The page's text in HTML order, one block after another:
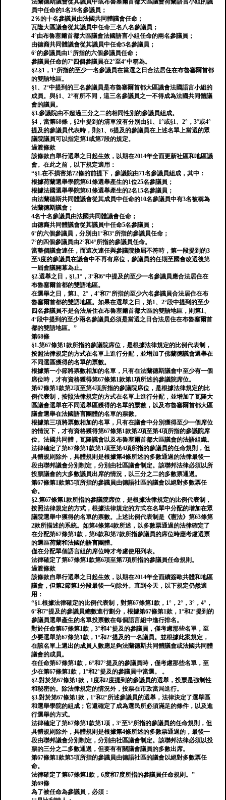
法蘭德斯議會從其議員中或布魯塞爾首都大區議會荷蘭語言小組的議
員中任命的1名29名參議員；
2％的十名參議員由法國共同體議會任命；
瓦隆大區議會從其議員中任命三名八名參議員；
4°由布魯塞爾首都大區議會法國語言小組任命的兩名參議員；
由德裔共同體議會從其議員中任命5名參議員；
6°的參議員由1°所指的六個參議員任命；
參議員任命的7°四個參議員在2°至4°中稱為。
§2.§1，1°所指的至少一名參議員在當選之日合法居住在布魯塞爾首都
的雙語地區。
§1、2°中提到的三名參議員是布魯塞爾首都大區議會法國語言小組的
成員。與§1、2°有所不同，這三名參議員之一不得成為法國共同體議
會的議員。
§3.參議院由不超過三分之二的相同性別的參議員組成。
§4，當第68條，§2中提到的清單沒有分別由§1、1°或§1、2°，3°或4°
提及的參議員代表時，則§1、6提及的參議員在上述名單上當選的眾
議院議員可以指定第1或第7段的規定。
過渡條款
該條款自舉行選舉之日起生效，以期在2014年全面更新社區和地區議
會。在此之前，以下規定適用：
“§1.在不損害第72條的前提下，參議院由71名參議員組成，其中：
根據荷蘭選舉學院第61條選舉產生的1位25名參議員；
根據法國選舉學院第61條選舉產生的2名15名參議員；
由法蘭德斯共同體議會從其成員中任命的10名參議員中有3名被稱為
法蘭德斯議會；
4名十名參議員由法國共同體議會任命；
由德裔共同體議會從其議員中任命5名參議員；
6°的六個參議員，分別由1°和3°所指的參議員任命；
7°的四個參議員由2°和4°所指的參議員任命。
當整個議會連任，而這次連任與參議院換屆不符時，第一段提到的3
至5度的參議員在議會中不再有席位，參議員的任期至國會改選後第
一屆會議開幕為止。
§2.選舉之日，§1,1°，3°和6°中提及的至少一名參議員應合法居住在
布魯塞爾首都的雙語地區。
在選舉之日，第1、2°，4°和7°所指的至少六名參議員合法居住在布
魯塞爾首都的雙語地區。如果在選舉之日，第1、2°段中提到的至少
四名參議員不是合法居住在布魯塞爾首都大區的雙語地區，則第1、
4°段中提到的至少兩名參議員必須是當選之日合法居住在布魯塞爾首
都的雙語地區。”
第68條
§1.第67條第1款所指的參議院席位，是根據法律規定的比例代表制，
按照法律規定的方式在名單上進行分配，並增加了佛蘭德議會選舉在
不同選區獲得的名單的票數。
根據第一小節將票數相加的名單，只有在法蘭德斯議會中至少有一個
席位時，才有資格獲得第67條第1款第1項所述的參議院席位。
第67條第1款第2項至第4項所指的參議院席位，是根據法律規定的比
例代表制，按照法律規定的方式在名單上進行分配，並增加了瓦隆大
區議會選舉在不同選舉區獲得的名單的票數，以及布魯塞爾首都大區
議會選舉在法國語言團體的名單的票數。
根據第三項將票數相加的名單，只有在議會中分別獲得至少一個席位
的情況下，才有資格獲得第67條第1款第2項至第4項所指的參議院席
位。法國共同體，瓦隆議會以及布魯塞爾首都大區議會的法語組織。
法律確定了第67條第1款第1項至第4項所指的參議員的任命規則，但
具體規則除外，具體規則是根據第4條所述的多數通過的法律最後一
段由聯邦議會分別制定，分別由社區議會制定。該聯邦法律必須以所
投票議會的大多數議員出席的情況，以三分之二的多數票通過。
第67條第1款第5項所指的參議員由德語社區的議會以絕對多數票任
命。
§2.第67條第1款所指的參議院席位，是根據法律規定的比例代表制，
按照法律規定的方式，根據法律規定的方式在名單中分配的增加在眾
議院選舉中獲得的名單的票數。上述比例代表制是《憲法》第63條第
2款所描述的系統。如第4條第4款所述，以多數票通過的法律確定了
在分配第67條第1款，第6款和第7款所指參議員的席位時應考慮選票
的選區荷蘭和法國的語言團體。
僅在分配單個語言組的席位時才考慮使用列表。
法律確定了第67條第1款第6項至第7項所指的參議員任命規則。
過渡條款
該條款自舉行選舉之日起生效，以期在2014年全面續簽歐共體和地區
議會，但第2節第1分段最後一句除外。直到今天，以下規定仍然適
用：
“§1.根據法律確定的比例代表制，對第67條第1款，1°，2°，3°，4°，
6°和7°提及的參議員總數進行劃分，根據第67條第1款，1°和2°提到的
參議員選舉產生的名單投票數在每個語言組中進行排名。
對於任命第67條第1款，3°和4°提及的參議員，僅考慮那些名單，至
少要選舉第67條第1款，1°和2°提及的一名議員。並根據此案規定，
在該名單上選出的成員人數應足夠法蘭德斯共同體議會或法國共同體
議會的成員。
在任命第67條第1款，6°和7°提及的參議員時，僅考慮那些名單，至
少在第67條第1款，1°和2°提及的參議員中當選。 。
§2.對於第67條第1款，1度和2度提到的參議員的選舉，投票是強制性
和秘密的。除法律規定的情況外，投票在市政當局進行。
§3.對於第67條第1款，1°和2°所述參議員的選舉，法律決定了選舉區
和選舉學院的組成；它還確定了成為選民所必須滿足的條件，以及進
行選舉的方式。
法律確定了第67條第1款第1項，3°至5°所指的參議員的任命規則，但
具體規則除外，具體規則是根據第4條所述的多數票通過的，最後一
段由聯邦議會分別制定，分別由社區議會制定。該聯邦法律必須以投
票的三分之二多數通過，但要有有關議會議員的多數出席。
第67條第1款第5項所指的參議員由德語社區的議會以絕對多數票任
命。
法律確定了第67條第1款，6度和7度所指的參議員任命規則。”
第69條
為了被任命為參議員，必須：